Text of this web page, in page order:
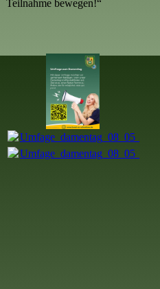
Teilnahme bewegen!“